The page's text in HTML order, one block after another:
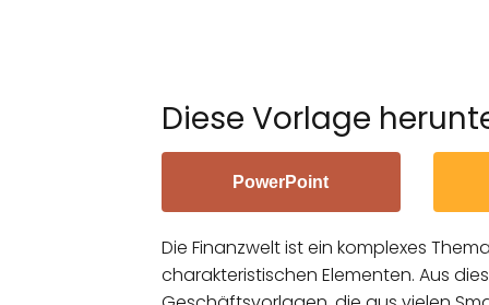
Diese Vorlage
PowerPoint
Die Finanzwelt ist ein komplexes
charakteristischen Elementen. Aus